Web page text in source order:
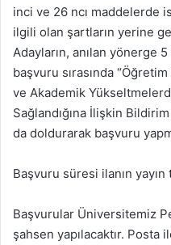
inci ve 26 ncı maddelerde
ilgili olan şartların yerine
Adayların, anılan yönerge
başvuru sırasında
ve Akademik
Sağlandığına İlişkin
da doldurarak başvuru
Başvuru süresi ilanın
Başvurular Üniversitemiz
şahsen yapılacaktır. Posta